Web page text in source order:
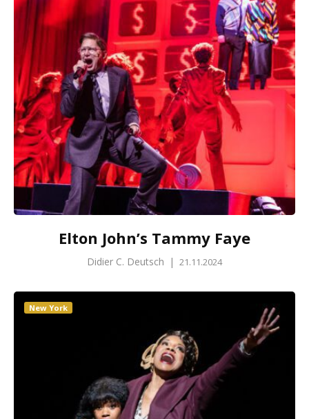
Elton John’s Tammy Faye
Didier C. Deutsch | 21.11.2024
New York